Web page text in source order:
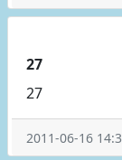
27
27
2011-06-16